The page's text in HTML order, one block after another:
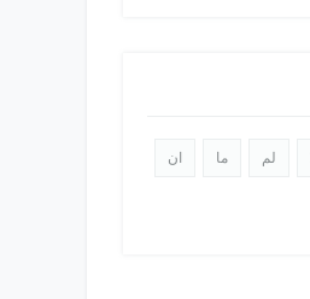
لم ما ان